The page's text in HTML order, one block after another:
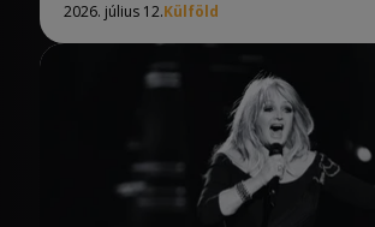
2026. július 12.Külföld